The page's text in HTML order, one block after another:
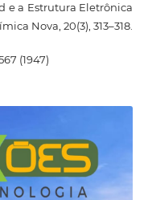
e a Estrutura Eletrônica
Nova, 20(3), 313–318.
(1947)